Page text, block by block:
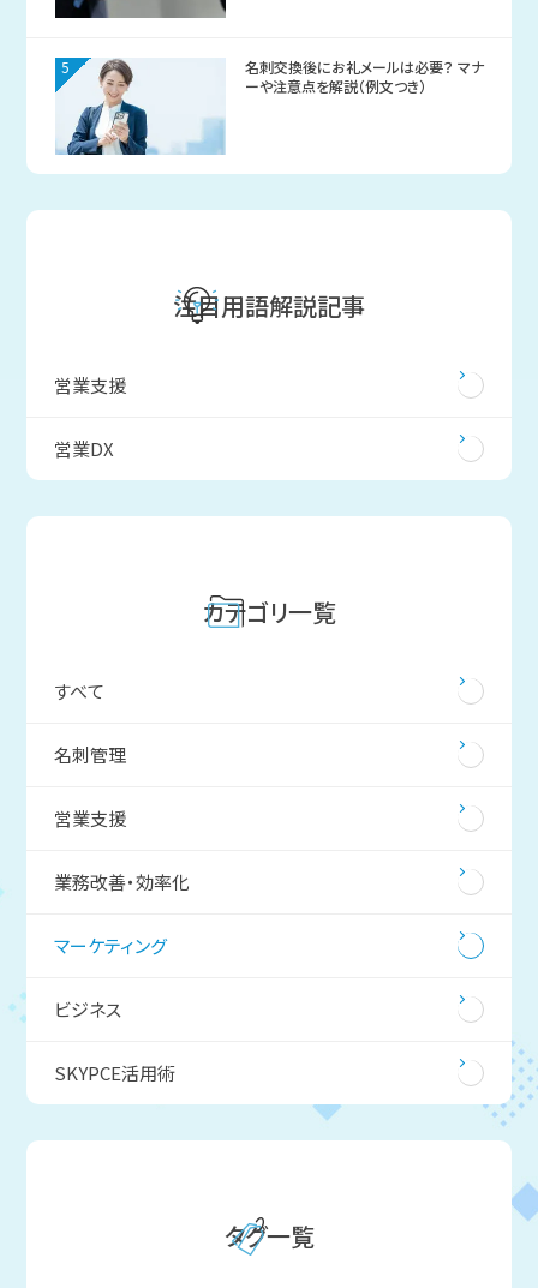
5
名刺交換後にお礼メールは必要？ マナ
ーや注意点を解説（例文つき）
注目用語解説記事
営業支援
営業DX
カテゴリ一覧
すべて
名刺管理
営業支援
業務改善・効率化
マーケティング
ビジネス
SKYPCE活用術
タグ一覧